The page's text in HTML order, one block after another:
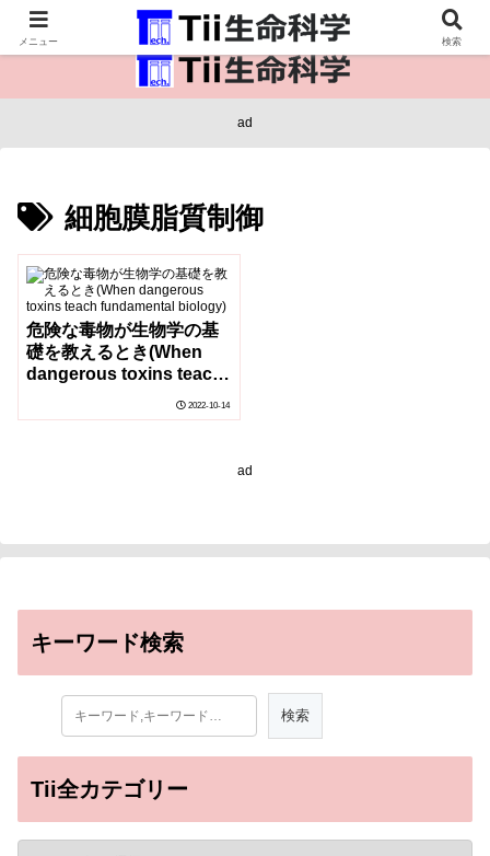
医療保健・生命・生物の情報インフラ。
ad
細胞膜脂質制御
危険な毒物が生物学の基
礎を教えるとき(When
dangerous toxins teach
fundamental biology)2022-10-14
ad
キーワード検索
Tii全カテゴリー
メニュー 検索